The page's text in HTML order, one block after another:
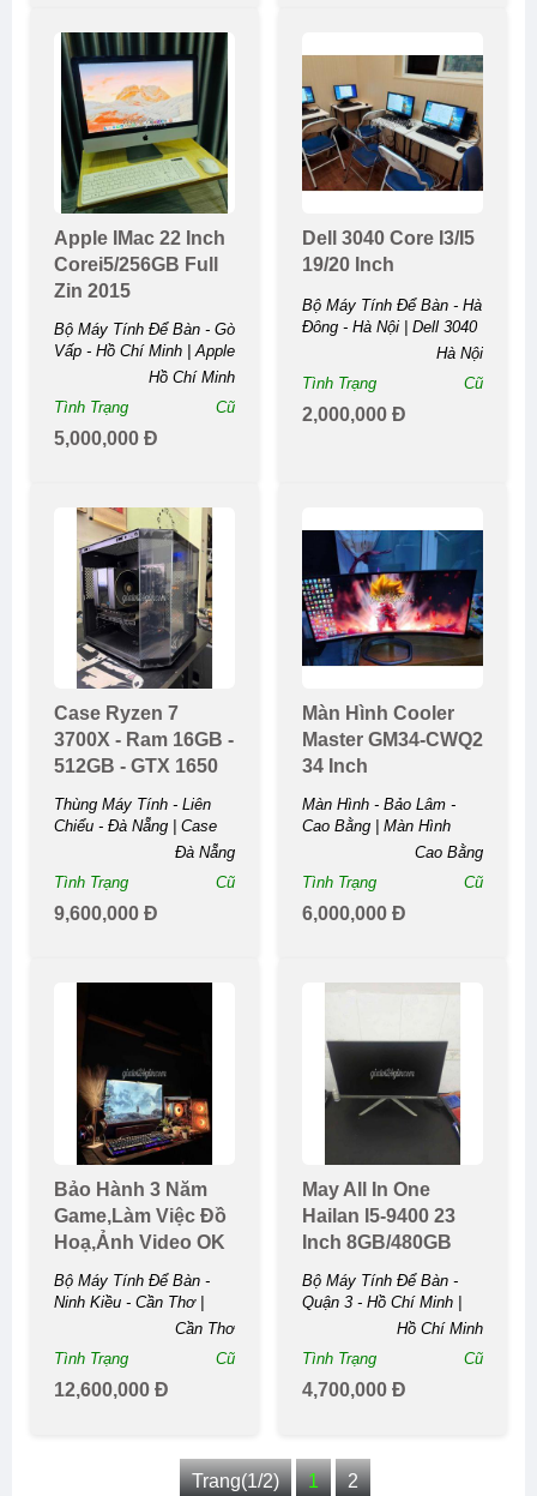
Apple IMac 22 Inch
Corei5/256GB Full
Zin 2015
Bộ Máy Tính Để Bàn - Gò
Vấp - Hồ Chí Minh | Apple
Hồ Chí Minh
Tình Trạng
Cũ
5,000,000 Đ
Dell 3040 Core I3/i5
19/20 Inch
Bộ Máy Tính Để Bàn - Hà
Đông - Hà Nội | Dell 3040
Hà Nội
Tình Trạng
Cũ
2,000,000 Đ
Case Ryzen 7
3700X - Ram 16GB -
512GB - GTX 1650
Thùng Máy Tính - Liên
Chiểu - Đà Nẵng | Case
Ryzen 7 3700X - RamĐà Nẵng
Tình Trạng
Cũ
9,600,000 Đ
Màn Hình Cooler
Master GM34-CWQ2
34 Inch
Màn Hình - Bảo Lâm -
Cao Bằng | Màn Hình
Cooler Master GM34-Cao Bằng
Tình Trạng
Cũ
6,000,000 Đ
Bảo Hành 3 Năm
Game,làm Việc Đồ
Hoạ,ảnh Video OK
Bộ Máy Tính Để Bàn -
Ninh Kiều - Cần Thơ |
Hoạ,ảnh Video ...
Cần Thơ
Tình Trạng
Cũ
12,600,000 Đ
May All In One
Hailan I5-9400 23
Inch 8GB/480GB
Bộ Máy Tính Để Bàn -
Quận 3 - Hồ Chí Minh |
May All In One Hailan I5-
Hồ Chí Minh
Tình Trạng
Cũ
4,700,000 Đ
Trang(1/2) 1 2